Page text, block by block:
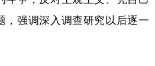
，强调深入调查研究以后逐一